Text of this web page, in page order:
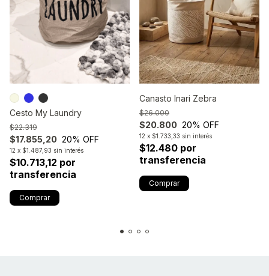
Cesto My Laundry
$17.855,20
$22.319
20% OFF
12 x $1.487,93 sin interés
$10.713,12 por
transferencia
Comprar
Canasto Inari Zebra
$20.800
$26.000
20% OFF
12 x $1.733,33 sin interés
$12.480 por
transferencia